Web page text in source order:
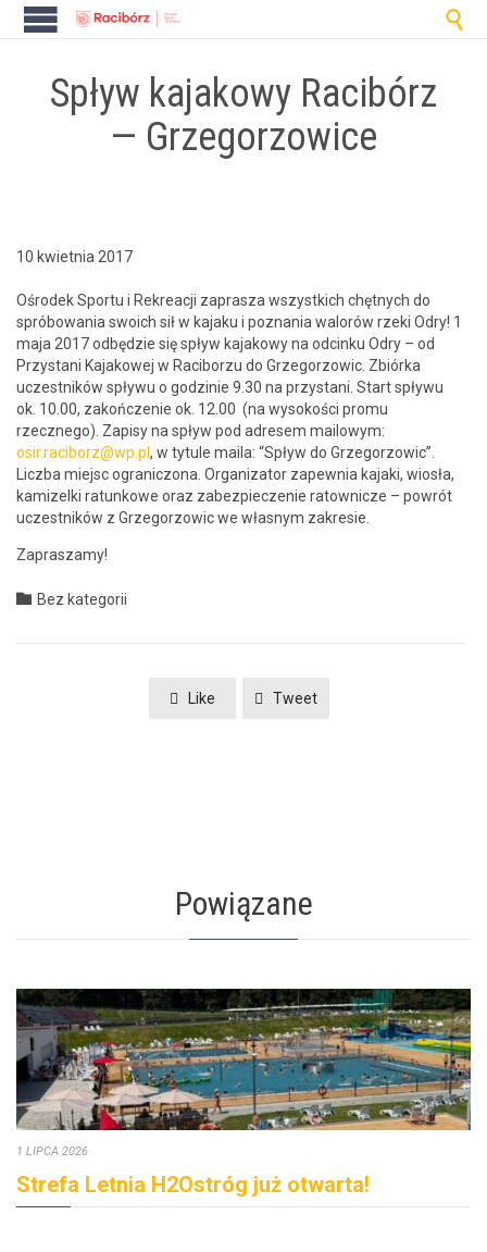

Spływ kajakowy Racibórz
— Grzegorzowice
10 kwietnia 2017
Ośrodek Sportu i Rekreacji zaprasza wszys­t­kich chęt­nych do
spróbowa­nia swoich sił w kajaku i poz­na­nia walorów rze­ki Odry! 1
maja 2017 odbędzie się spływ kajakowy na odcinku Odry – od
Przys­tani Kajakowej w Raci­borzu do Grze­gor­zow­ic. Zbiór­ka
uczest­ników spły­wu o godzinie 9.30 na przys­tani. Start spły­wu
ok. 10.00, zakończe­nie ok. 12.00 (na wysokoś­ci pro­mu
rzecznego). Zapisy na spływ pod adresem mailowym:
osir.raciborz@wp.pl , w tytule maila: “Spływ do Grze­gor­zow­ic”.
Licz­ba miejsc ogranic­zona. Orga­ni­za­tor zapew­nia kaja­ki, wiosła,
kamizel­ki ratunkowe oraz zabez­piecze­nie ratown­icze – powrót
uczest­ników z Grze­gor­zow­ic we włas­nym zakresie.
Zaprasza­my!
 Category
Bez kategorii
Like Tweet
Powiązane
1 LIPCA 2026
Strefa Letnia H2Ostróg już otwarta!